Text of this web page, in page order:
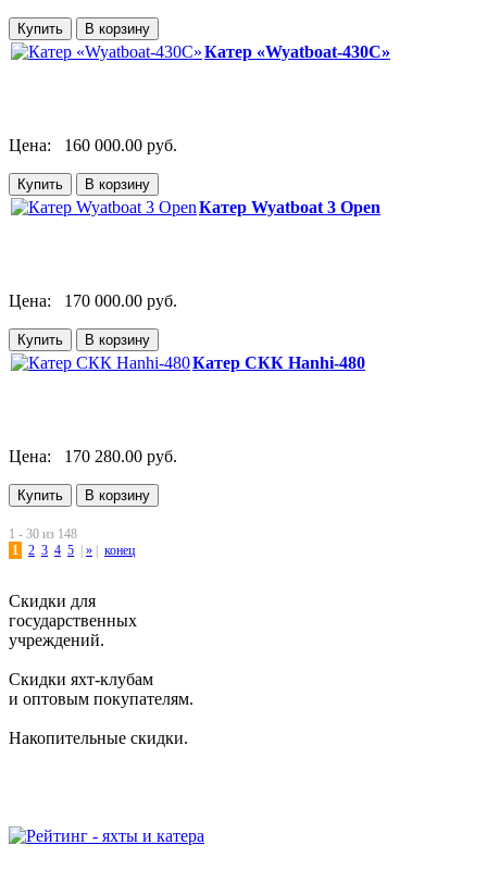
Катер «Wyatboat-430C»
Цена: 160 000.00 руб.
Катер Wyatboat 3 Open
Цена: 170 000.00 руб.
Катер СКК Hanhi-480
Цена: 170 280.00 руб.
1 - 30 из 148
1
2 3 4 5 | » | конец
Скидки для
государственных
учреждений.
Скидки яхт-клубам
и оптовым покупателям.
Накопительные скидки.